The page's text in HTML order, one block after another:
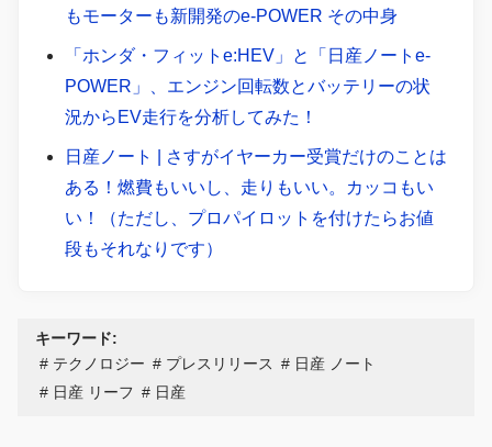
もモーターも新開発のe-POWER その中身
「ホンダ・フィットe:HEV」と「日産ノートe-
POWER」、エンジン回転数とバッテリーの状
況からEV走行を分析してみた！
日産ノート | さすがイヤーカー受賞だけのことは
ある！燃費もいいし、走りもいい。カッコもい
い！（ただし、プロパイロットを付けたらお値
段もそれなりです）
キーワード:
テクノロジー
プレスリリース
日産 ノート
日産 リーフ
日産